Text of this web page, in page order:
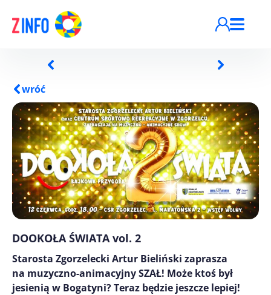
wróć
DOOKOŁA ŚWIATA vol. 2
Starosta Zgorzelecki Artur Bieliński zaprasza
na muzyczno-animacyjny SZAŁ! Może ktoś był
jesienią w Bogatyni? Teraz będzie jeszcze lepiej!